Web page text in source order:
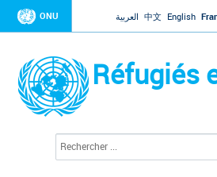
Jump to
ONU العربية 中文 English
Réfugiés
c